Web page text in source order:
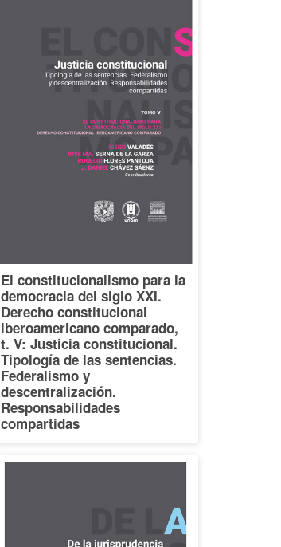
El constitucionalismo para la
democracia del siglo XXI.
Derecho constitucional
iberoamericano comparado,
t. V: Justicia constitucional.
Tipología de las sentencias.
Federalismo y
descentralización.
Responsabilidades
compartidas